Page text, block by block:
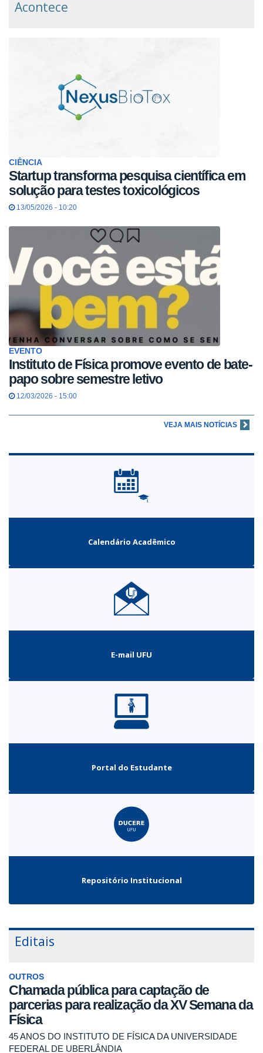
Estude no INFIS
Acontece
CIÊNCIA
Startup transforma pesquisa científica em
solução para testes toxicológicos
13/05/2026 - 10:20
EVENTO
Instituto de Física promove evento de bate-
papo sobre semestre letivo
12/03/2026 - 15:00
VEJA MAIS NOTÍCIAS
Calendário Acadêmico
E-mail UFU
Portal do Estudante
Repositório Institucional
Editais
OUTROS
Chamada pública para captação de
parcerias para realização da XV Semana da
Física
45 ANOS DO INSTITUTO DE FÍSICA DA UNIVERSIDADE
FEDERAL DE UBERLÂNDIA